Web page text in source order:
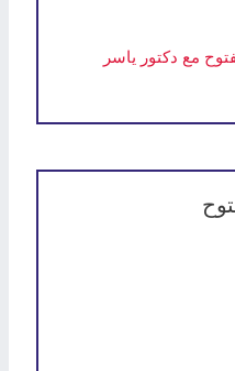
مع دكتور ياسر